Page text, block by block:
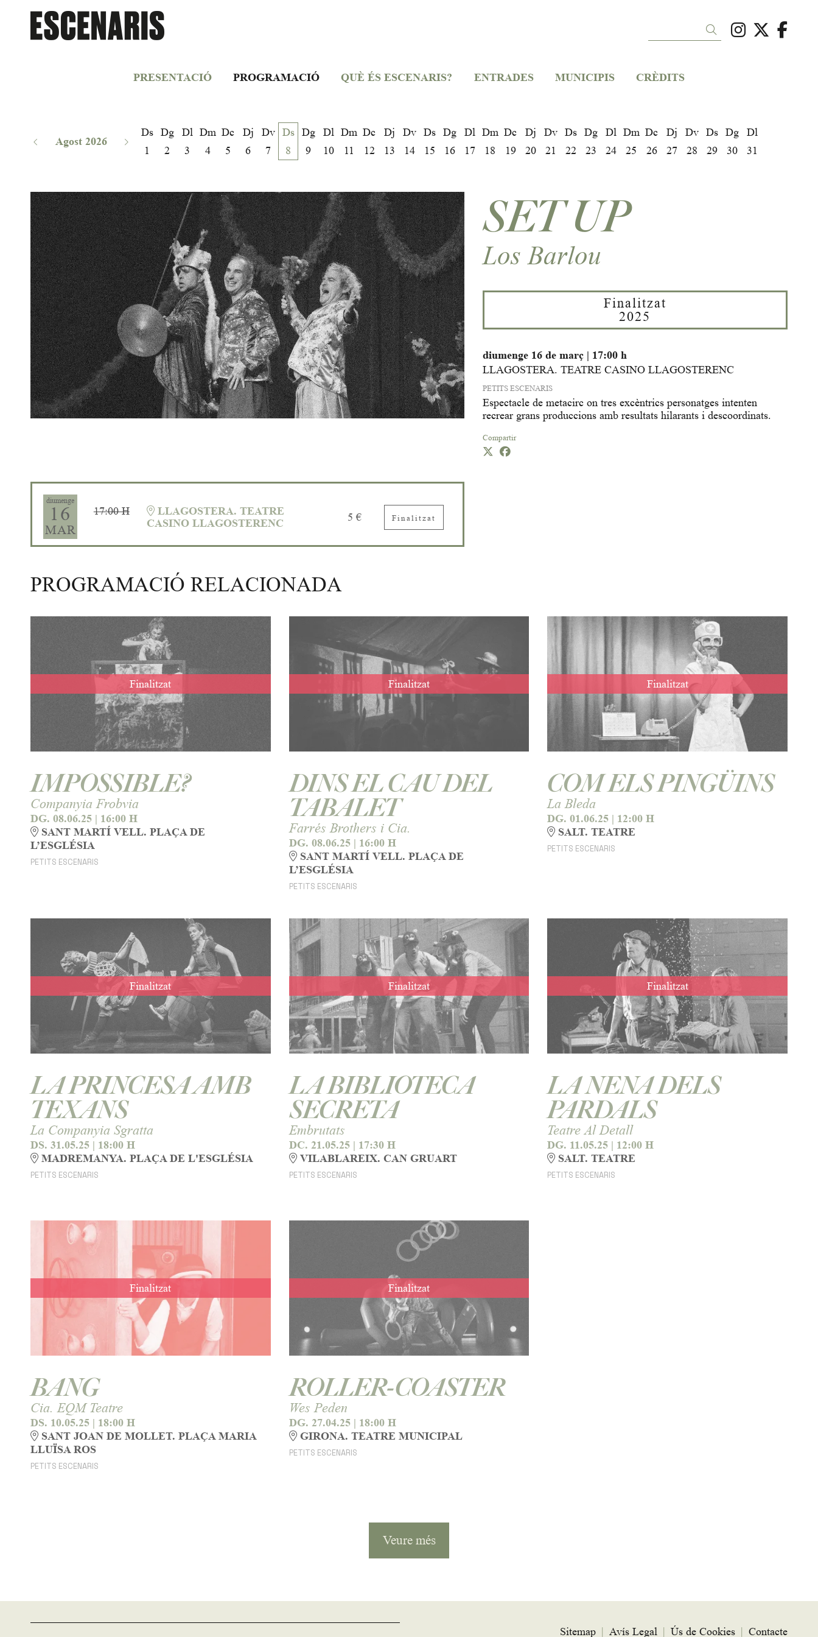
Link aLink
Cercar
PRESENTACIÓ PROGRAMACIÓ QUÈ ÉS ESCENARIS? ENTRADES MUNICIPIS CRÈDITS
Agost 2026
Ds
1
Dg
2
Dl
3
Dm
4
Dc
5
Dj
6
Dv
7
Ds
8
Dg
9
Dl
10
Dm
11
Dc
12
Dj
13
Dv
14
Ds
15
Dg
16
Dl
17
Dm
18
Dc
19
Dj
20
Dv
21
Ds
22
Dg
23
Dl
24
Dm
25
Dc
26
Dj
27
Dv
28
Ds
29
Dg
30
Dl
31
SET UP
Los Barlou
Finalitzat
2025
diumenge 16 de març | 17:00 h
LLAGOSTERA. TEATRE CASINO LLAGOSTERENC
PETITS ESCENARIS
Espectacle de metacirc on tres excèntrics personatges intenten
recrear grans produccions amb resultats hilarants i descoordinats.
Compartir
diumenge
16
MAR
17:00 H
LLAGOSTERA. TEATRE
CASINO LLAGOSTERENC
5 € Finalitzat
PROGRAMACIÓ RELACIONADA
Finalitzat
IMPOSSIBLE?
Companyia Frobvia
DG. 08.06.25 | 16:00 H
SANT MARTÍ VELL. PLAÇA DE
L’ESGLÉSIA
PETITS ESCENARIS
Finalitzat
DINS EL CAU DEL
TABALET
Farrés Brothers i Cia.
DG. 08.06.25| 16:00 H
SANT MARTÍ VELL. PLAÇA DE
L’ESGLÉSIA
PETITS ESCENARIS
Finalitzat
COM ELS PINGÜINS
La Bleda
DG. 01.06.25 | 12:00 H
SALT. TEATRE
PETITS ESCENARIS
Finalitzat
LA PRINCESA AMB
TEXANS
La Companyia Sgratta
DS. 31.05.25 | 18:00 H
MADREMANYA. PLAÇA DE L'ESGLÉSIA
PETITS ESCENARIS
Finalitzat
LA BIBLIOTECA
SECRETA
Embrutats
DC. 21.05.25| 17:30 H
VILABLAREIX. CAN GRUART
PETITS ESCENARIS
Finalitzat
LA NENA DELS
PARDALS
Teatre Al Detall
DG. 11.05.25 | 12:00 H
SALT. TEATRE
PETITS ESCENARIS
Finalitzat
BANG
Cia. EQM Teatre
DS. 10.05.25 | 18:00 H
SANT JOAN DE MOLLET. PLAÇA MARIA
LLUÏSA ROS
PETITS ESCENARIS
Finalitzat
ROLLER-COASTER
Wes Peden
DG. 27.04.25| 18:00 H
GIRONA. TEATRE MUNICIPAL
PETITS ESCENARIS
Veure més
Sitemap Avís Legal Ús de Cookies Contacte